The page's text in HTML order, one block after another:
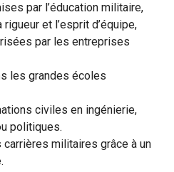
par l’éducation militaire,
et l’esprit d’équipe,
par les entreprises
les grandes écoles
civiles en ingénierie,
politiques.
carrières militaires grâce à un